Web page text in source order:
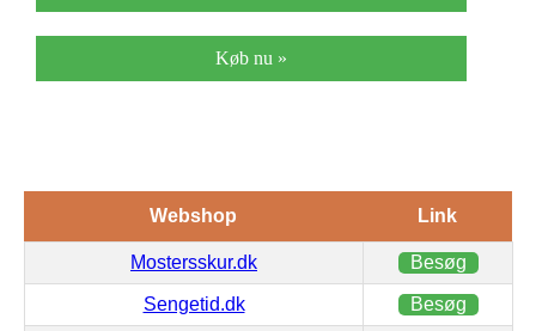
Køb nu »
Webshop Link
Mostersskur.dk Besøg
Sengetid.dk Besøg